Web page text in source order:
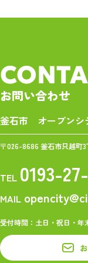
お問い合わせ
釜石市 オープンシ
〒026-8686 釜石市只越町3
TEL 0193-
MAIL
受付時間：土日・祝日・年